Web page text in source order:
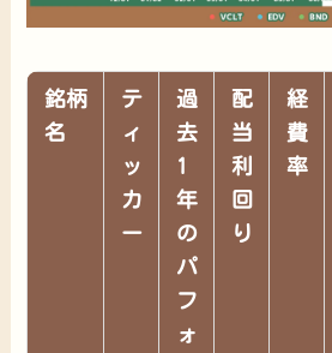
銘柄
名
テ
ィ
ッ
カ
ー
過
去
1
年
の
パ
フ
ォ
配
当
利
回
り
経
費
率